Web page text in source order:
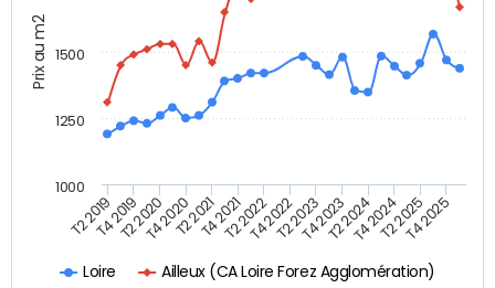
Prix au m2
Loire Ailleux (CA Loire Forez Agglomération)
T2 2019T4 2019T2 2020T4 2020T2 2021T4 2021T2 2022T4 2022T2 2023T4 2023T2 2024T4 2024T2 2025T4 2025
1000
1250
1500